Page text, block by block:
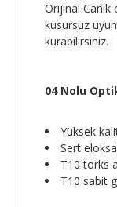
Orijinal Canik
kusursuz
kurabilirsiniz.
04 Nolu
Yüksek
Sert
T10 torks
T10 sabit